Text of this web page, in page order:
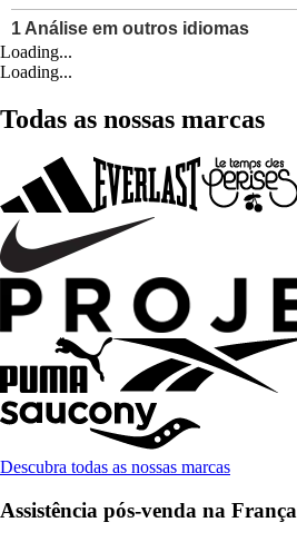
Loading...
Loading...
Todas as nossas marcas
Descubra todas as nossas marcas
Assistência pós-venda na França